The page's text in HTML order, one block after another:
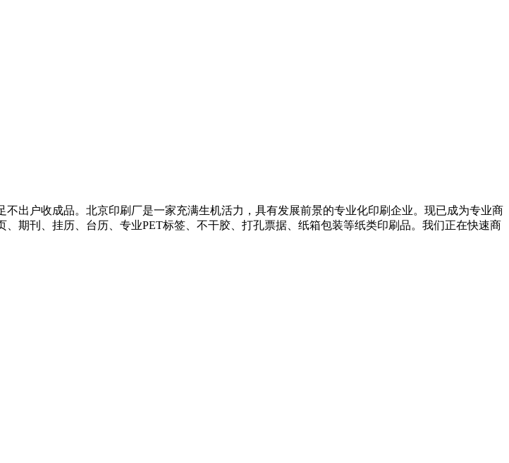
出户收成品。北京印刷厂是一家充满生机活力，具有发展前景的专业化印刷企业。现已成为专业商
期刊、挂历、台历、专业PET标签、不干胶、打孔票据、纸箱包装等纸类印刷品。我们正在快速商